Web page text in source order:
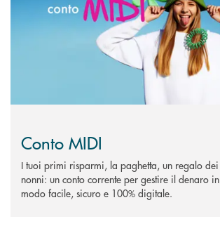
Conto MIDI
I tuoi primi risparmi, la paghetta, un regalo dei
nonni: un conto corrente per gestire il denaro in
modo facile, sicuro e 100% digitale.